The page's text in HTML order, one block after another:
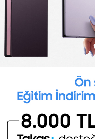
Kişisel Gelişim Programı
Mülakat Soruları ve
Türkiye'deki Üniversiteler